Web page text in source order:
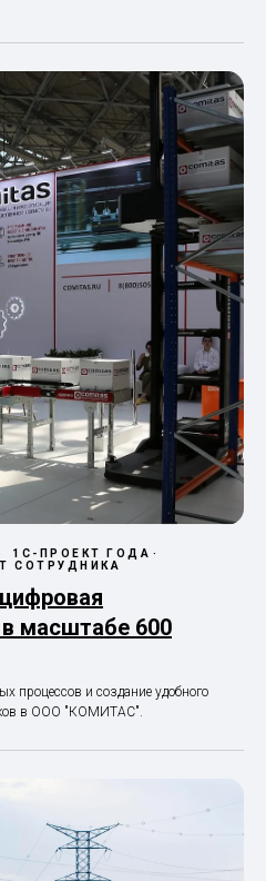
1С-ПРОЕКТ ГОДА
СОТРУДНИКА
масштабе 600
процессов и создание удобного
в ООО "КОМИТАС".